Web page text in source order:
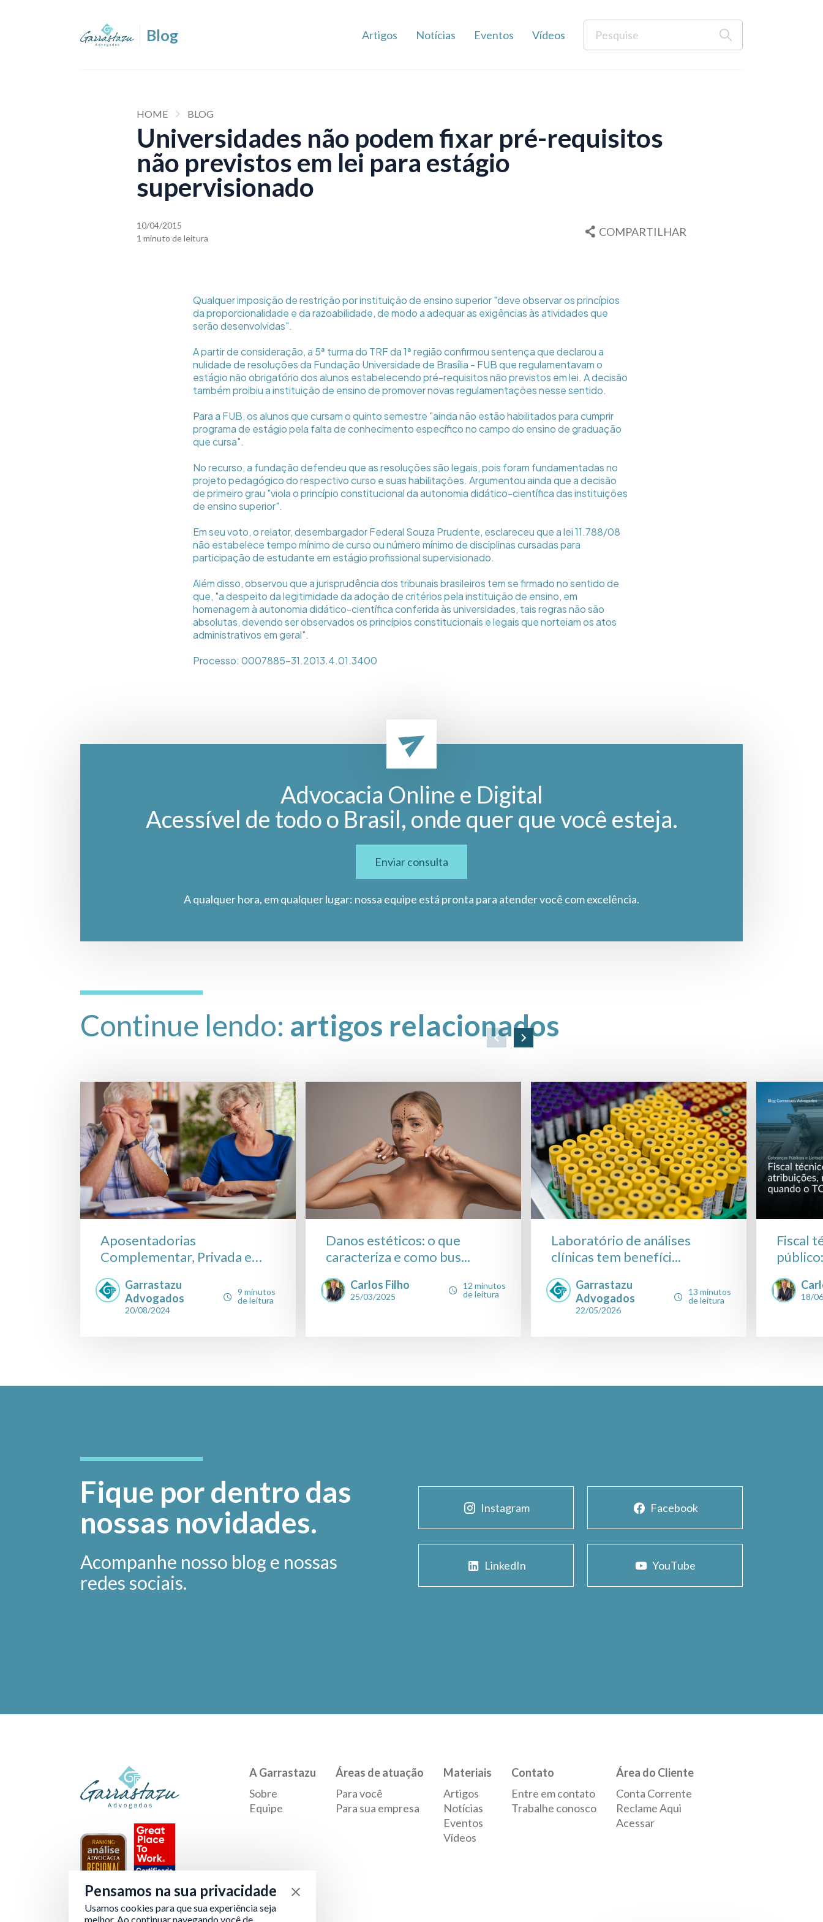
Artigos Notícias Eventos Vídeos
HOME BLOG
Universidades não podem fixar pré-requisitos
não previstos em lei para estágio
supervisionado
10/04/2015
1 minuto de leitura
COMPARTILHAR
Qualquer imposição de restrição por instituição de ensino superior "deve observar os princípios
da proporcionalidade e da razoabilidade, de modo a adequar as exigências às atividades que
serão desenvolvidas".
A partir de consideração, a 5ª turma do TRF da 1ª região confirmou sentença que declarou a
nulidade de resoluções da Fundação Universidade de Brasília - FUB que regulamentavam o
estágio não obrigatório dos alunos estabelecendo pré-requisitos não previstos em lei. A decisão
também proibiu a instituição de ensino de promover novas regulamentações nesse sentido.
Para a FUB, os alunos que cursam o quinto semestre "ainda não estão habilitados para cumprir
programa de estágio pela falta de conhecimento específico no campo do ensino de graduação
que cursa".
No recurso, a fundação defendeu que as resoluções são legais, pois foram fundamentadas no
projeto pedagógico do respectivo curso e suas habilitações. Argumentou ainda que a decisão
de primeiro grau "viola o princípio constitucional da autonomia didático-científica das instituições
de ensino superior".
Em seu voto, o relator, desembargador Federal Souza Prudente, esclareceu que a lei 11.788/08
não estabelece tempo mínimo de curso ou número mínimo de disciplinas cursadas para
participação de estudante em estágio profissional supervisionado.
Além disso, observou que a jurisprudência dos tribunais brasileiros tem se firmado no sentido de
que, "a despeito da legitimidade da adoção de critérios pela instituição de ensino, em
homenagem à autonomia didático-científica conferida às universidades, tais regras não são
absolutas, devendo ser observados os princípios constitucionais e legais que norteiam os atos
administrativos em geral".
Processo: 0007885-31.2013.4.01.3400
Advocacia Online e Digital
Acessível de todo o Brasil, onde quer que você esteja.
Enviar consulta
A qualquer hora, em qualquer lugar: nossa equipe está pronta para atender você com excelência.
Continue lendo: artigos relacionados
Aposentadorias
Complementar, Privada e
Garrastazu
Advogados
20/08/2024
9 minutos
de leitura
Danos estéticos: o que
caracteriza e como bus...
Carlos Filho
25/03/2025
12 minutos
de leitura
Laboratório de análises
clínicas tem benefíci...
Garrastazu
Advogados
22/05/2026
13 minutos
de leitura
Fiscal
18/
Fique por dentro das
nossas novidades.
Acompanhe nosso blog e nossas
redes sociais.
Instagram Facebook
LinkedIn YouTube
Verificada por
A Garrastazu
Sobre
Equipe
Áreas de atuação
Para você
Para sua empresa
Materiais
Artigos
Notícias
Eventos
Vídeos
Contato
Entre em contato
Trabalhe conosco
Área do Cliente
Conta Corrente
Reclame Aqui
Acessar
Pensamos na sua privacidade
Usamos cookies para que sua experiência seja
melhor. Ao continuar navegando você de